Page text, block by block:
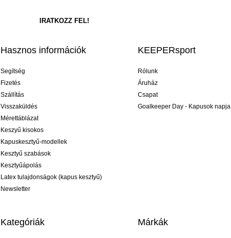
Hasznos információk
Segítség
Fizetés
Szállítás
Visszaküldés
Mérettáblázat
Keszyű kisokos
Kapuskesztyű-modellek
Kesztyű szabások
Kesztyűápolás
Latex tulajdonságok (kapus kesztyű)
Newsletter
KEEPERsport
Rólunk
Áruház
Csapat
Goalkeeper Day - Kapusok napja
Kategóriák Márkák